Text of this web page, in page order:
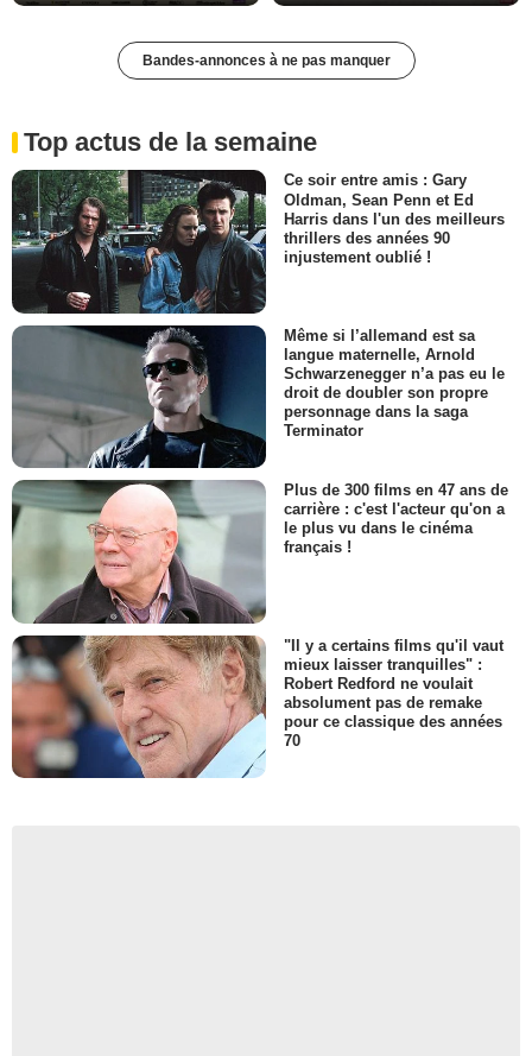
Bandes-annonces à ne pas manquer
Top actus de la semaine
Ce soir entre amis : Gary
Oldman, Sean Penn et Ed
Harris dans l'un des meilleurs
thrillers des années 90
injustement oublié !
Même si l’allemand est sa
langue maternelle, Arnold
Schwarzenegger n’a pas eu le
droit de doubler son propre
personnage dans la saga
Terminator
Plus de 300 films en 47 ans de
carrière : c'est l'acteur qu'on a
le plus vu dans le cinéma
français !
"Il y a certains films qu'il vaut
mieux laisser tranquilles" :
Robert Redford ne voulait
absolument pas de remake
pour ce classique des années
70